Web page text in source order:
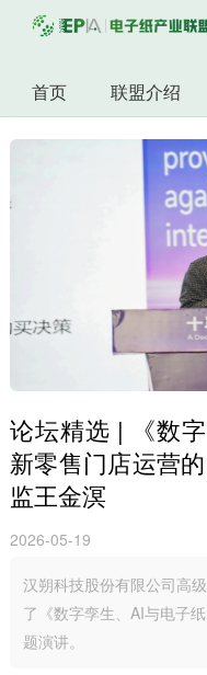
首页 联盟介绍
论坛精选 | 《数
新零售门店运营
监王金溟
2026-05-19
汉朔科技股份有限公司高
了《数字孪生、AI与电子
题演讲。